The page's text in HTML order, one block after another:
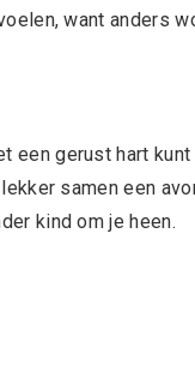
want anders
een gerust hart
samen een
kind om je heen.